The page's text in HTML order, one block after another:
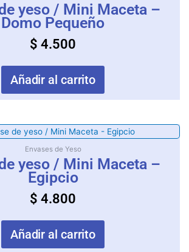
yeso / Mini Maceta –
Domo Pequeño
$ 4.500
Añadir al carrito
Envases de Yeso
yeso / Mini Maceta –
Egipcio
$ 4.800
Añadir al carrito